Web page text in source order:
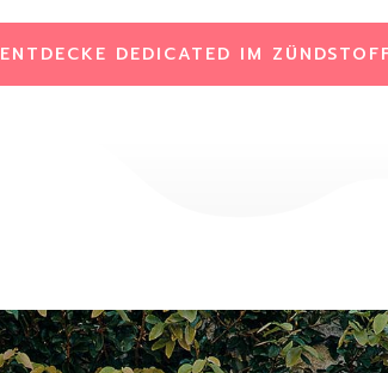
ENTDECKE DEDICATED IM